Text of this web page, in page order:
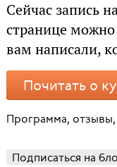
Сейчас запись
странице
вам написали,
Почитать о
Программа, отзывы,
Подписаться на